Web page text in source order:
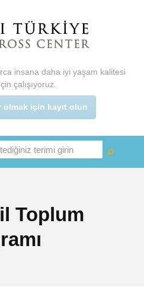
insana daha iyi yaşam kalitesi
çalışıyoruz.
olmak için kayıt olun
Ara
Toplum